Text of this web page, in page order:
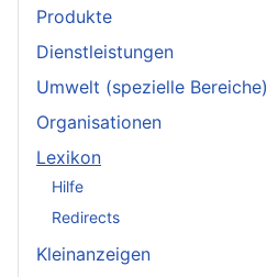
Produkte
Dienstleistungen
Umwelt (spezielle Bereiche)
Organisationen
Lexikon
Hilfe
Redirects
Kleinanzeigen